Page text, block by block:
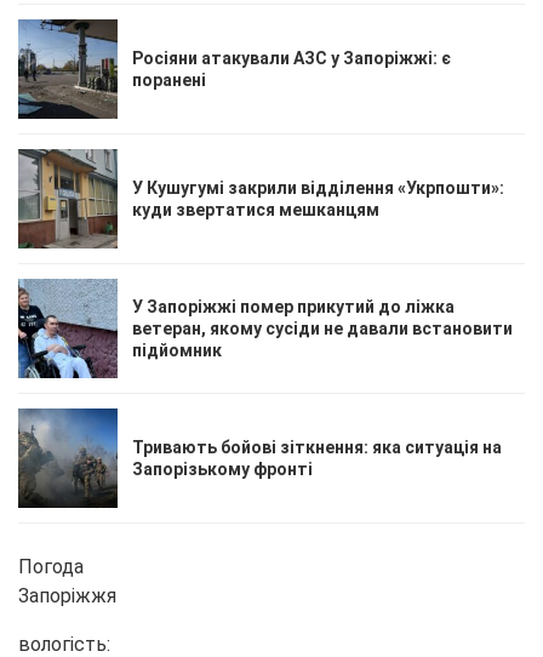
Росіяни атакували АЗС у Запоріжжі: є
поранені
У Кушугумі закрили відділення «Укрпошти»:
куди звертатися мешканцям
У Запоріжжі помер прикутий до ліжка
ветеран, якому сусіди не давали встановити
підйомник
Тривають бойові зіткнення: яка ситуація на
Запорізькому фронті
Погода
Запоріжжя
вологість: